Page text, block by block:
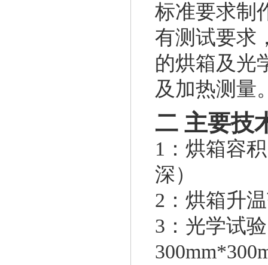
标准要求制
有测试要求
的烘箱及光
及加热测量
二 主要技
1：烘箱容
深）
2：烘箱升
3：光学试